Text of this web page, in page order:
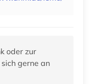
oder zur
gerne an